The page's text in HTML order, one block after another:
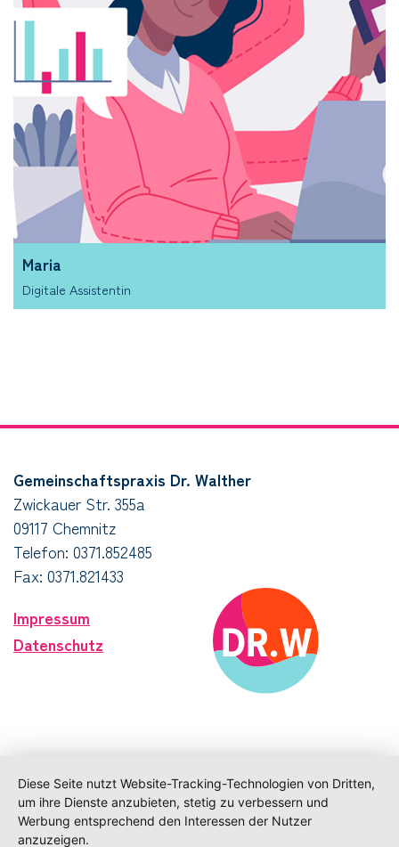
Maria
Digitale Assistentin
Gemeinschaftspraxis Dr. Walther
Zwickauer Str. 355a
09117 Chemnitz
Telefon: 0371.852485
Fax: 0371.821433
Impressum
Datenschutz
Diese Seite nutzt Website-Tracking-Technologien von Dritten,
um ihre Dienste anzubieten, stetig zu verbessern und
Werbung entsprechend den Interessen der Nutzer
anzuzeigen.